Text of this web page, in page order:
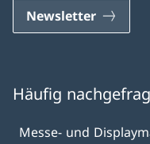
Newsletter
Häufig
Messe- und